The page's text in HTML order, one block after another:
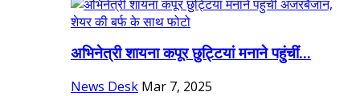
अभिनेत्री शायना कपूर छुट्टियां मनाने पहुंचीं...
News Desk Mar 7, 2025